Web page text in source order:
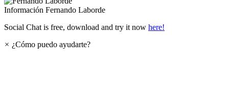
Información Fernando Laborde
Social Chat is free, download and try it now here!
× ¿Cómo puedo ayudarte?